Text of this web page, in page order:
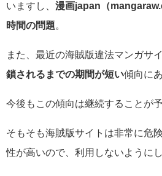
いますし、 漫画japan（
時間の問題
また、最近の海賊版違法マンガサ
鎖されるまでの期間が短い傾向に
今後もこの傾向は継続することが
そもそも海賊版サイトは非常に危
性が高いので、利用しないように